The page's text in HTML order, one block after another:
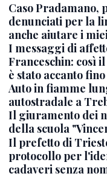
Caso Pradamano,
denunciati per la
anche aiutare i
I messaggi di
Franceschin: così
è stato accanto
Auto in fiamme
autostradale a
Il giuramento dei
della scuola
Il prefetto di
protocollo per
cadaveri senza